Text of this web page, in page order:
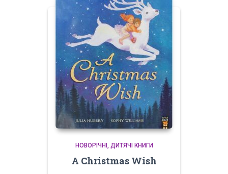
НОВОРІЧНІ ДИТЯЧІ КНИГИ
A Christmas Wish